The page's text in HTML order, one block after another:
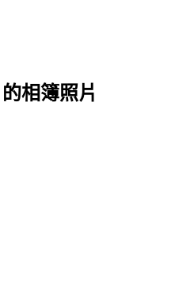
相簿照片